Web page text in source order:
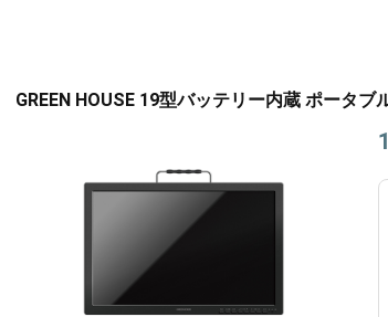
GREEN HOUSE 19型バッテリー内蔵 ポータブ